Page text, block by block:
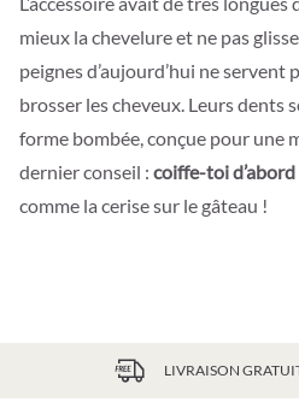
mieux la chevelure et ne pas
peignes d’aujourd’hui ne servent
brosser les cheveux. Leurs dents
forme bombée, conçue pour une
dernier conseil : coiffe-toi d’abord
comme la cerise sur le gâteau !
LIVRAISON